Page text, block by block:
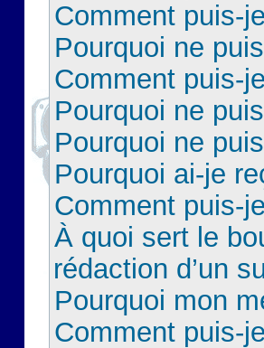
Comment puis-
Pourquoi ne
Comment puis-
Pourquoi ne
Pourquoi ne
Pourquoi ai-je
Comment puis-
À quoi sert le
rédaction d’un
Pourquoi mon
Comment puis-